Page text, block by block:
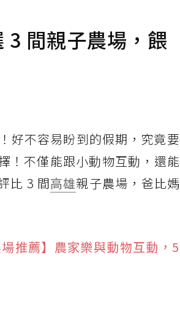
3 間親子農場，餵
好不容易盼到的假期，究竟要
！不僅能跟小動物互動，還能
比 3 間高雄親子農場，爸比媽
場推薦】農家樂與動物互動，5